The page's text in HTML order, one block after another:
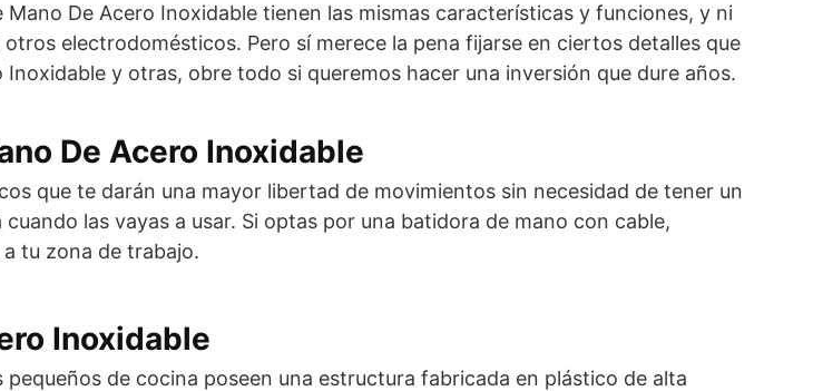
De Acero Inoxidable tienen las mismas características y funciones, y ni
electrodomésticos. Pero sí merece la pena fijarse en ciertos detalles que
y otras, obre todo si queremos hacer una inversión que dure años.
De Acero Inoxidable
que te darán una mayor libertad de movimientos sin necesidad de tener un
las vayas a usar. Si optas por una batidora de mano con cable,
tu zona de trabajo.
Inoxidable
de cocina poseen una estructura fabricada en plástico de alta